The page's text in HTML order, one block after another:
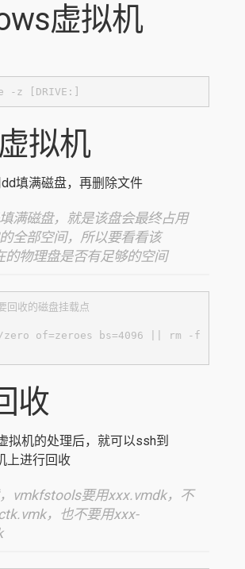
虚拟机
-z [DRIVE:]
拟机
填满磁盘，再删除文件
满磁盘，就是该盘会最终占用
全部空间，所以要看看该
的物理盘是否有足够的空间
收的磁盘挂载点
of=zeroes bs=4096 || rm -f
收
拟机的处理后，就可以ssh到
上进行回收
vmkfstools要用xxx.vmdk，不
，也不要用xxx-